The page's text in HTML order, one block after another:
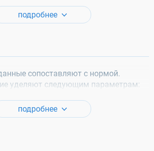
подробнее
сопоставляют с нормой.
уделяют следующим параметрам:
подробнее